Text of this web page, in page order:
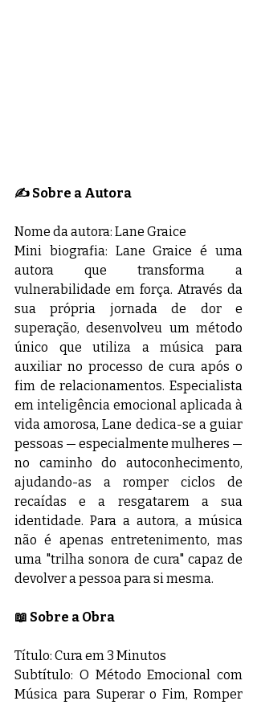
✍️ Sobre a Autora
Nome da autora: Lane Graice
Mini biografia: Lane Graice é uma
autora que transforma a
vulnerabilidade em força. Através da
sua própria jornada de dor e
superação, desenvolveu um método
único que utiliza a música para
auxiliar no processo de cura após o
fim de relacionamentos. Especialista
em inteligência emocional aplicada à
vida amorosa, Lane dedica-se a guiar
pessoas — especialmente mulheres —
no caminho do autoconhecimento,
ajudando-as a romper ciclos de
recaídas e a resgatarem a sua
identidade. Para a autora, a música
não é apenas entretenimento, mas
uma "trilha sonora de cura" capaz de
devolver a pessoa para si mesma.
📖 Sobre a Obra
Título: Cura em 3 Minutos
Subtítulo: O Método Emocional com
Música para Superar o Fim, Romper